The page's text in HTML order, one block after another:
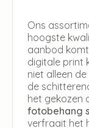
Ons
hoogste
aanbod
digitale print
niet alleen
de
het gekozen
fotobehang
verfraait het